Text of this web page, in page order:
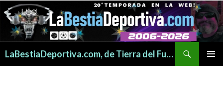
LaBestiaDeportiva.com, de Tierra del Fuego para todo el mundo